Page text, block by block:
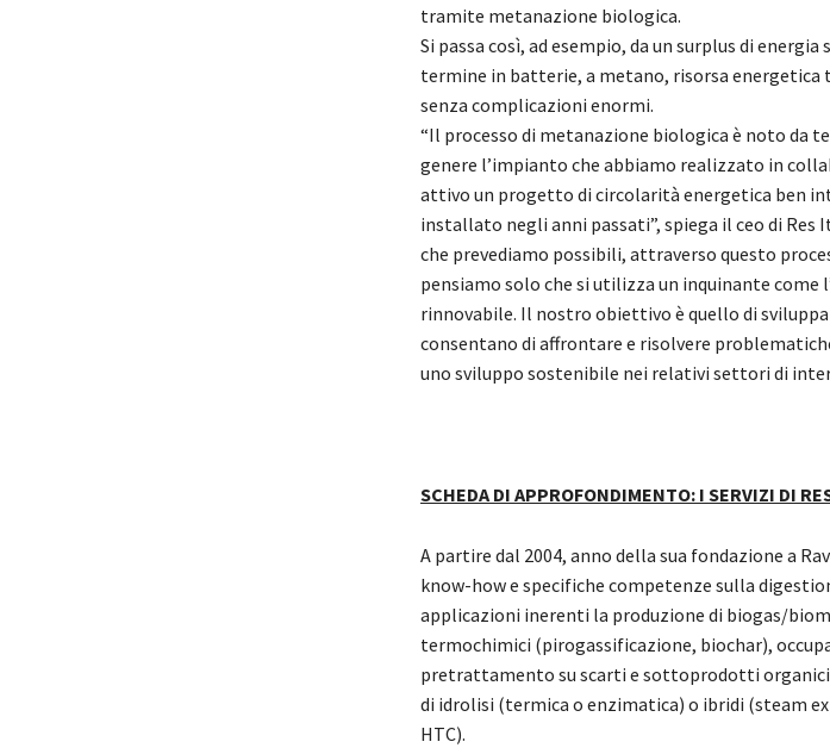
tramite metanazione biologica.
Si passa così, ad esempio, da un surplus di
termine in batterie, a metano, risorsa energetica
senza complicazioni enormi.
“Il processo di metanazione biologica è noto da
genere l’impianto che abbiamo realizzato in
attivo un progetto di circolarità energetica ben
installato negli anni passati”, spiega il ceo di Res
che prevediamo possibili, attraverso questo
pensiamo solo che si utilizza un inquinante come
rinnovabile. Il nostro obiettivo è quello di
consentano di affrontare e risolvere
uno sviluppo sostenibile nei relativi settori di
SCHEDA DI APPROFONDIMENTO: I SERVIZI DI
A partire dal 2004, anno della sua fondazione a
know-how e specifiche competenze sulla
applicazioni inerenti la produzione di biogas/
termochimici (pirogassificazione, biochar),
pretrattamento su scarti e sottoprodotti
di idrolisi (termica o enzimatica) o ibridi (steam
HTC).